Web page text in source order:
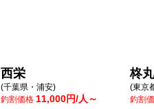
西栄
(千葉県・浦安)
釣割価格 11,000円/人～
柊丸
(東京
釣割